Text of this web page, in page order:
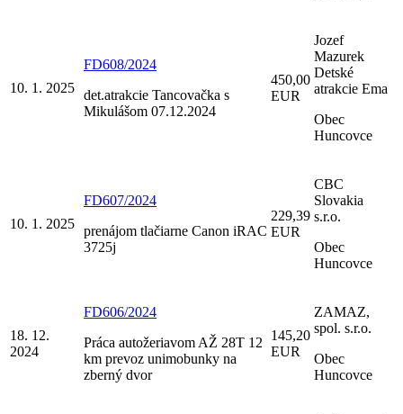
10. 1. 2025
FD608/2024
det.atrakcie Tancovačka s
Mikulášom 07.12.2024
450,00
EUR
Jozef
Mazurek
Detské
atrakcie Ema
Obec
Huncovce
10. 1. 2025
FD607/2024
prenájom tlačiarne Canon iRAC
3725j
229,39
EUR
CBC
Slovakia
s.r.o.
Obec
Huncovce
18. 12.
2024
FD606/2024
Práca autožeriavom AŽ 28T 12
km prevoz unimobunky na
zberný dvor
145,20
EUR
ZAMAZ,
spol. s.r.o.
Obec
Huncovce